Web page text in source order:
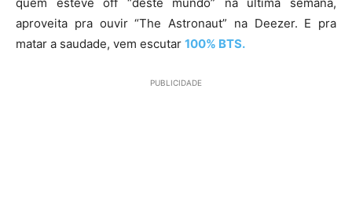
aproveita pra ouvir “The Astronaut” na Deezer. E pra
matar a saudade, vem escutar 100% BTS.
PUBLICIDADE